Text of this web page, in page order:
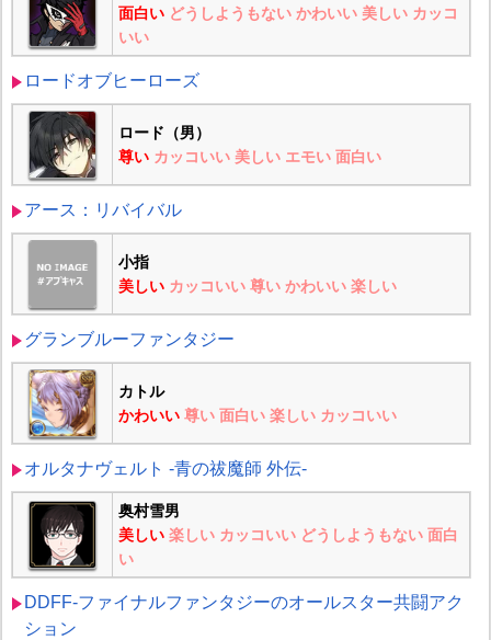
面白い どうしようもない かわいい 美しい カッコ
いい
ロードオブヒーローズ
ロード（男）
尊い カッコいい 美しい エモい 面白い
アース：リバイバル
小指
美しい カッコいい 尊い かわいい 楽しい
グランブルーファンタジー
カトル
かわいい 尊い 面白い 楽しい カッコいい
オルタナヴェルト -青の祓魔師 外伝-
奥村雪男
美しい 楽しい カッコいい どうしようもない 面白
い
DDFF-ファイナルファンタジーのオールスター共闘アク
ション